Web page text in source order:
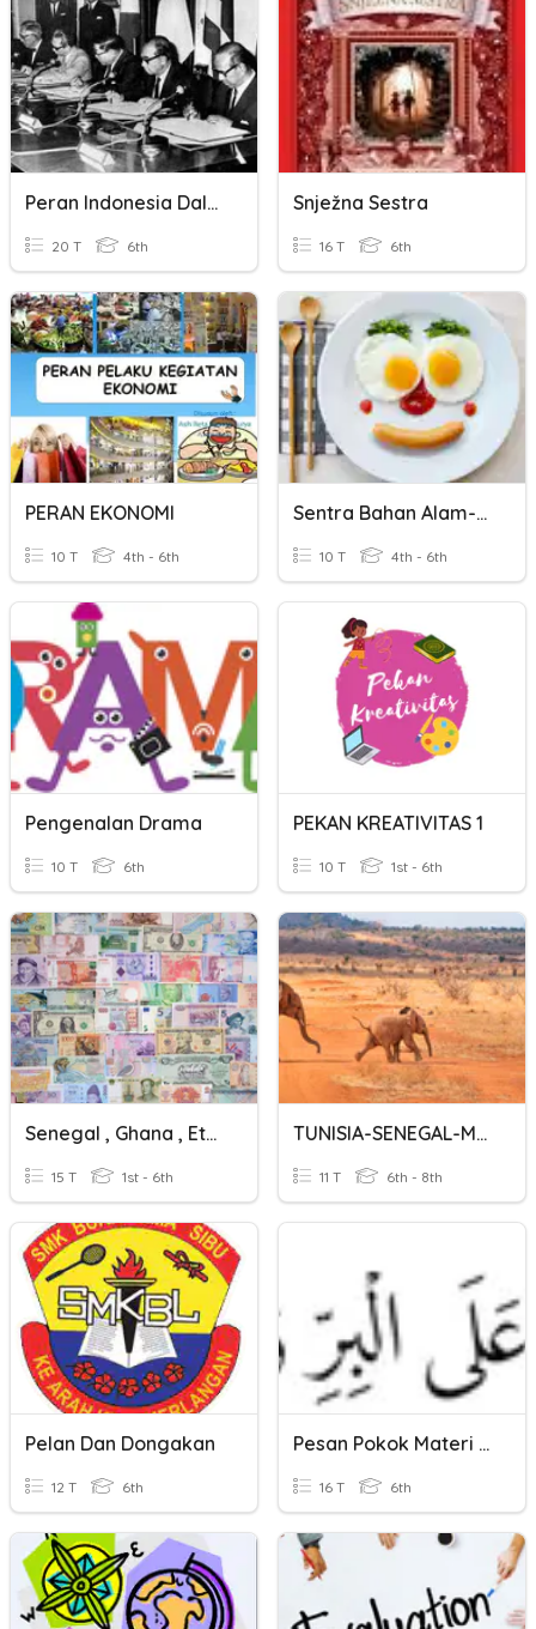
Peran Indonesia Dalam Perdamaian Dunia
20 T 6th
Snježna Sestra
16 T 6th
PERAN EKONOMI
10 T 4th - 6th
Sentra Bahan Alam-Telur
10 T 4th - 6th
Pengenalan Drama
10 T 6th
PEKAN KREATIVITAS 1
10 T 1st - 6th
Senegal , Ghana , Ethiopia
15 T 1st - 6th
TUNISIA-SENEGAL-MAROCCO
11 T 6th - 8th
Pelan Dan Dongakan
12 T 6th
Pesan Pokok Materi Kelas 6
16 T 6th